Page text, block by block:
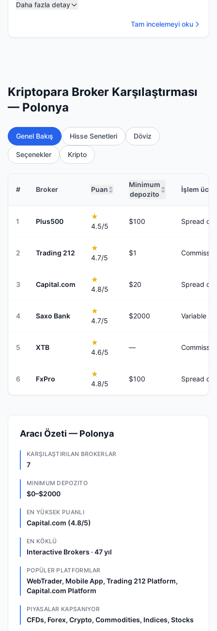
Daha fazla detay
Tam incelemeyi oku
Kriptopara Broker Karşılaştırması
— Polonya
Genel Bakış Hisse Senetleri Döviz
Seçenekler Kripto
# Broker Puan ↕
Minimum
depozito
↕ İşlem
1 Plus500
★
4.5/5
$100 Spread
2 Trading 212
★
4.7/5
$1
3 Capital.com
★
4.8/5
$20 Spread
4 Saxo Bank
★
4.7/5
$2000 Variable
5 XTB
★
4.6/5
—
6 FxPro
★
4.8/5
$100 Spread
Aracı Özeti — Polonya
KARŞILAŞTIRILAN BROKERLAR
7
MINIMUM DEPOZITO
$0–$2000
EN YÜKSEK PUANLI
Capital.com (4.8/5)
EN KÖKLÜ
Interactive Brokers · 47 yıl
POPÜLER PLATFORMLAR
WebTrader, Mobile App, Trading 212 Platform,
Capital.com Platform
PIYASALAR KAPSANIYOR
CFDs, Forex, Crypto, Commodities, Indices, Stocks